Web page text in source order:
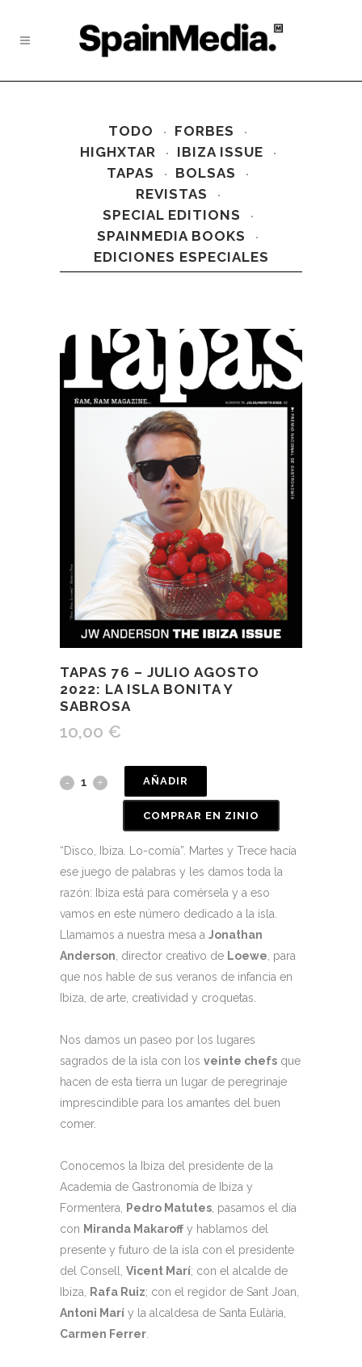
TODO
FORBES
HIGHXTAR
IBIZA ISSUE
TAPAS
BOLSAS
REVISTAS
SPECIAL EDITIONS
SPAINMEDIA BOOKS
EDICIONES ESPECIALES
TAPAS 76 – JULIO AGOSTO
2022: LA ISLA BONITA Y
SABROSA
10,00 €
AÑADIR
COMPRAR EN ZINIO
“Disco, Ibiza. Lo-comía”. Martes y Trece hacía
ese juego de palabras y les damos toda la
razón: Ibiza está para comérsela y a eso
vamos en este número dedicado a la isla.
Llamamos a nuestra mesa a Jonathan
Anderson , director creativo de Loewe , para
que nos hable de sus veranos de infancia en
Ibiza, de arte, creatividad y croquetas.
Nos damos un paseo por los lugares
sagrados de la isla con los veinte chefs que
hacen de esta tierra un lugar de peregrinaje
imprescindible para los amantes del buen
comer.
Conocemos la Ibiza del presidente de la
Academia de Gastronomía de Ibiza y
Formentera,
Pedro Matutes , pasamos el día
con Miranda Makaroff y hablamos del
presente y futuro de la isla con el presidente
del Consell, Vicent Marí; con el alcalde de
Ibiza,
Rafa Ruiz; con el regidor de Sant Joan,
Antoni Marí y la alcaldesa de Santa Eulària,
Carmen Ferrer